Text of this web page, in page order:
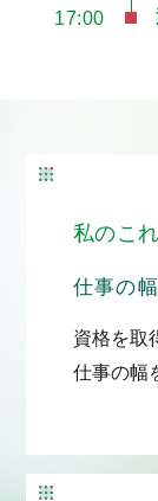
17:00
私のこ
仕事の
資格を取
仕事の幅